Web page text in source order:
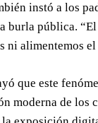
instó a los
burla pública.
ni alimentemos
que este
moderna de los